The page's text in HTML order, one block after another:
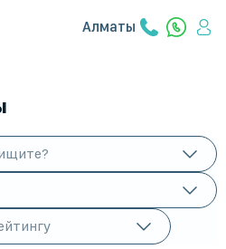
Алматы